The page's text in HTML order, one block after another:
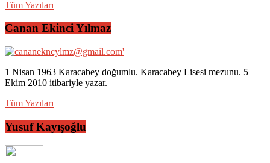
Tüm Yazıları
Canan Ekinci Yılmaz
1 Nisan 1963 Karacabey doğumlu. Karacabey Lisesi mezunu. 5
Ekim 2010 itibariyle yazar.
Tüm Yazıları
Yusuf Kayışoğlu